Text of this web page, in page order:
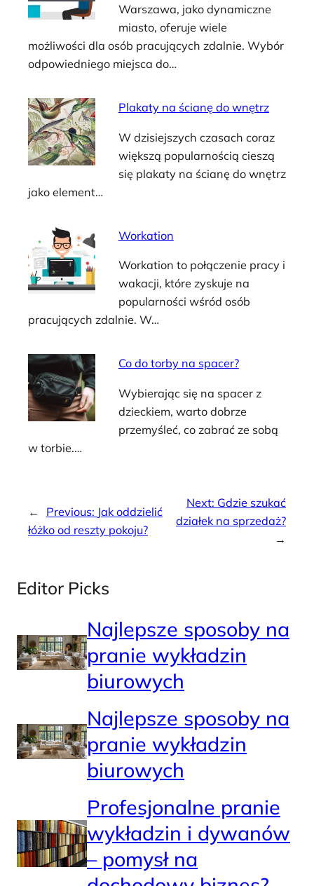
Warszawa, jako dynamiczne
miasto, oferuje wiele
możliwości dla osób pracujących zdalnie. Wybór
odpowiedniego miejsca do…
Plakaty na ścianę do wnętrz
W dzisiejszych czasach coraz
większą popularnością cieszą
się plakaty na ścianę do wnętrz
jako element…
Workation
Workation to połączenie pracy i
wakacji, które zyskuje na
popularności wśród osób
pracujących zdalnie. W…
Co do torby na spacer?
Wybierając się na spacer z
dzieckiem, warto dobrze
przemyśleć, co zabrać ze sobą
w torbie.…
← Previous: Jak oddzielić
łóżko od reszty pokoju?
Next: Gdzie szukać
działek na sprzedaż?
→
Editor Picks
Najlepsze sposoby na
pranie wykładzin
biurowych
Najlepsze sposoby na
pranie wykładzin
biurowych
Profesjonalne pranie
wykładzin i dywanów
– pomysł na